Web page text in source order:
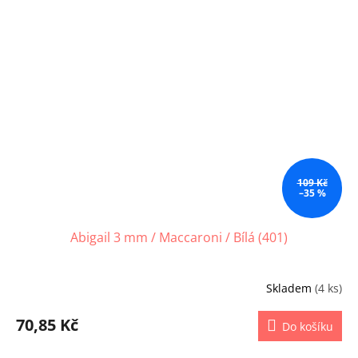
109 Kč
–35 %
Abigail 3 mm / Maccaroni / Bílá (401)
Skladem (4 ks)
70,85 Kč Do košíku